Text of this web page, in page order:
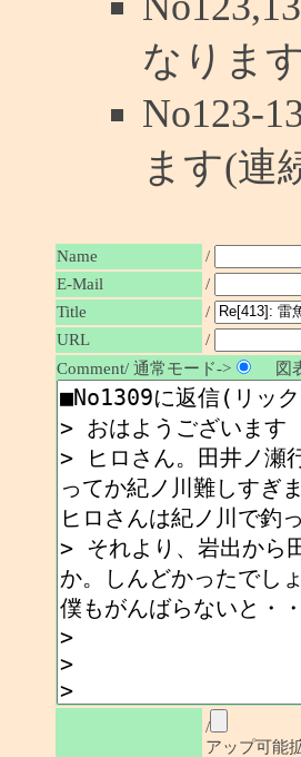
なりま
No123-
ます(連
Name
/
E-Mail
/
Title
/
URL
/
Comment/ 通常モード->
図
/
アップ可能